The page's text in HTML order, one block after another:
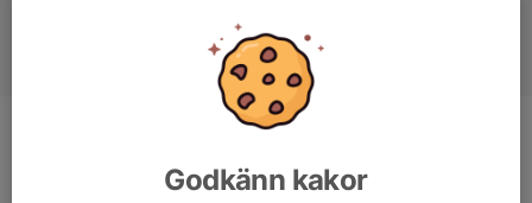
Godkänn kakor